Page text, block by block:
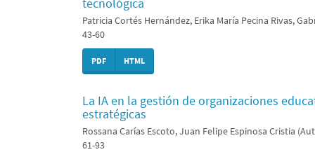
tecnológica
Patricia Cortés Hernández, Erika María Pecina Rivas,
43-60
PDF HTML
La IA en la gestión de organizaciones
estratégicas
Rossana Carías Escoto, Juan Felipe Espinosa Cristia
61-93